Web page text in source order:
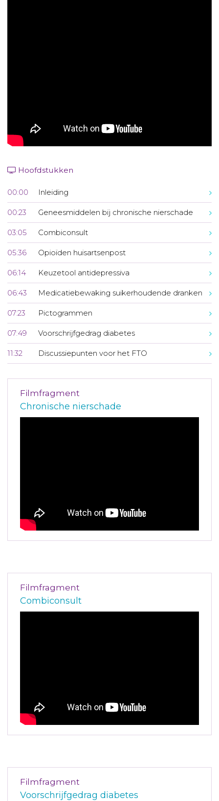
Hoofdstukken
00:00 Inleiding
00:23 Geneesmiddelen bij chronische nierschade
03:05 Combiconsult
05:36 Opioïden huisartsenpost
06:14 Keuzetool antidepressiva
06:43 Medicatiebewaking suikerhoudende dranken
07:23 Pictogrammen
07:49 Voorschrijfgedrag diabetes
11:32 Discussiepunten voor het FTO
Filmfragment
Chronische nierschade
Filmfragment
Combiconsult
Filmfragment
Voorschrijfgedrag diabetes